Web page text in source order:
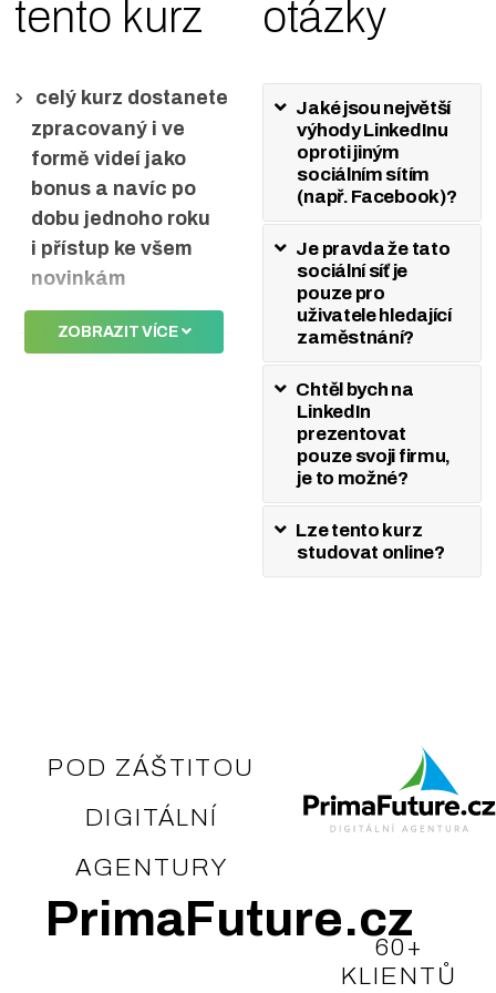
tento kurz
celý kurz dostanete
zpracovaný i ve
formě videí jako
bonus a navíc po
dobu jednoho roku
i přístup ke všem
novinkám
certifikát o úspěšném
ukončení kurzu
ZOBRAZIT VÍCE
otázky
Jaké jsou největší
výhody LinkedInu
oproti jiným
sociálním sítím
(např. Facebook)?
Je pravda že tato
sociální síť je
pouze pro
uživatele hledající
zaměstnání?
Chtěl bych na
LinkedIn
prezentovat
pouze svoji firmu,
je to možné?
Lze tento kurz
studovat online?
POD ZÁŠTITOU
DIGITÁLNÍ
AGENTURY
PrimaFuture.cz
60+
KLIENTŮ